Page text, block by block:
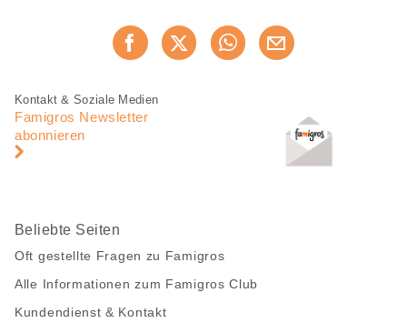
Jetzt weiterempfehlen
Fusszeile
Fusszeile
Navigation
Kontakt & Soziale Medien
Famigros Newsletter
abonnieren
Beliebte Seiten
Oft gestellte Fragen zu Famigros
Alle Informationen zum Famigros Club
Kundendienst & Kontakt